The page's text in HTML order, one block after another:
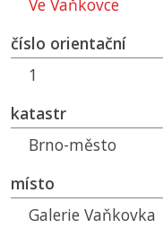
Ve Vaňkovce
číslo orientační
1
katastr
Brno-město
místo
Galerie Vaňkovka